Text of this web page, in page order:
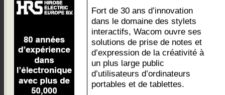
Fort de 30 ans d’innovation
dans le domaine des stylets
interactifs, Wacom ouvre ses
solutions de prise de notes et
d’expression de la créativité à
un plus large public
d’utilisateurs d’ordinateurs
portables et de tablettes.